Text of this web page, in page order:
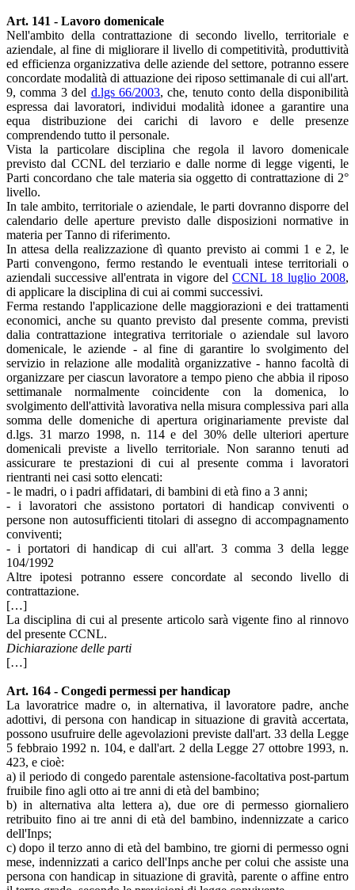
Art. 141 - Lavoro domenicale
Nell'ambito della contrattazione di secondo livello, territoriale e
aziendale, al fine di migliorare il livello di competitività, produttività
ed efficienza organizzativa delle aziende del settore, potranno essere
concordate modalità di attuazione dei riposo settimanale di cui all'art.
9, comma 3 del d.lgs 66/2003, che, tenuto conto della disponibilità
espressa dai lavoratori, individui modalità idonee a garantire una
equa distribuzione dei carichi di lavoro e delle presenze
comprendendo tutto il personale.
Vista la particolare disciplina che regola il lavoro domenicale
previsto dal CCNL del terziario e dalle norme di legge vigenti, le
Parti concordano che tale materia sia oggetto di contrattazione di 2°
livello.
In tale ambito, territoriale o aziendale, le parti dovranno disporre del
calendario delle aperture previsto dalle disposizioni normative in
materia per Tanno di riferimento.
In attesa della realizzazione dì quanto previsto ai commi 1 e 2, le
Parti convengono, fermo restando le eventuali intese territoriali o
aziendali successive all'entrata in vigore del CCNL 18 luglio 2008,
di applicare la disciplina di cui ai commi successivi.
Ferma restando l'applicazione delle maggiorazioni e dei trattamenti
economici, anche su quanto previsto dal presente comma, previsti
dalia contrattazione integrativa territoriale o aziendale sul lavoro
domenicale, le aziende - al fine di garantire lo svolgimento del
servizio in relazione alle modalità organizzative - hanno facoltà di
organizzare per ciascun lavoratore a tempo pieno che abbia il riposo
settimanale normalmente coincidente con la domenica, lo
svolgimento dell'attività lavorativa nella misura complessiva pari alla
somma delle domeniche di apertura originariamente previste dal
d.lgs. 31 marzo 1998, n. 114 e del 30% delle ulteriori aperture
domenicali previste a livello territoriale. Non saranno tenuti ad
assicurare te prestazioni di cui al presente comma i lavoratori
rientranti nei casi sotto elencati:
- le madri, o i padri affidatari, di bambini di età fino a 3 anni;
- i lavoratori che assistono portatori di handicap conviventi o
persone non autosufficienti titolari di assegno di accompagnamento
conviventi;
- i portatori di handicap di cui all'art. 3 comma 3 della legge
104/1992
Altre ipotesi potranno essere concordate al secondo livello di
contrattazione.
[…]
La disciplina di cui al presente articolo sarà vigente fino al rinnovo
del presente CCNL.
Dichiarazione delle parti
[…]
Art. 164 - Congedi permessi per handicap
La lavoratrice madre o, in alternativa, il lavoratore padre, anche
adottivi, di persona con handicap in situazione di gravità accertata,
possono usufruire delle agevolazioni previste dall'art. 33 della Legge
5 febbraio 1992 n. 104, e dall'art. 2 della Legge 27 ottobre 1993, n.
423, e cioè:
a) il periodo di congedo parentale astensione-facoltativa post-partum
fruibile fino agli otto ai tre anni di età del bambino;
b) in alternativa alta lettera a), due ore di permesso giornaliero
retribuito fino ai tre anni di età del bambino, indennizzate a carico
dell'Inps;
c) dopo il terzo anno di età del bambino, tre giorni di permesso ogni
mese, indennizzati a carico dell'Inps anche per colui che assiste una
persona con handicap in situazione di gravità, parente o affine entro